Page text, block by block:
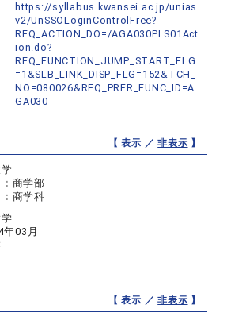
https://syllabus.kwansei.ac.jp/unias
v2/UnSSOLoginControlFree?
REQ_ACTION_DO=/AGA030PLS01Act
ion.do?
REQ_FUNCTION_JUMP_START_FLG
=1&SLB_LINK_DISP_FLG=152&TCH_
NO=080026&REQ_PRFR_FUNC_ID=A
GA030
【 表示 ／非表示 】
商学部
商学科
年03月
【 表示 ／非表示 】